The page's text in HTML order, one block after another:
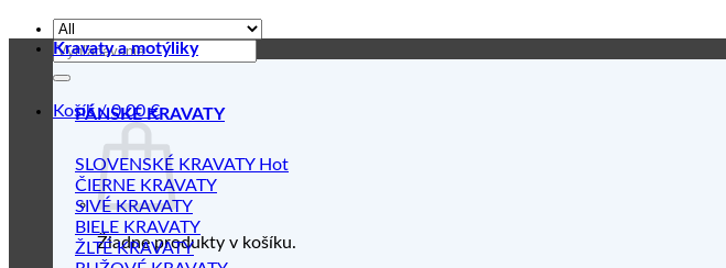
Hľadať:
Košík /0.00€
Žiadne produkty v košíku.
Kravaty a motýliky
PÁNSKE KRAVATY
SLOVENSKÉ KRAVATY
ČIERNE KRAVATY
SIVÉ KRAVATY
BIELE KRAVATY
ŽLTÉ KRAVATY